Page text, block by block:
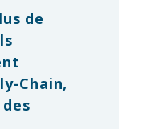
de
Chain,